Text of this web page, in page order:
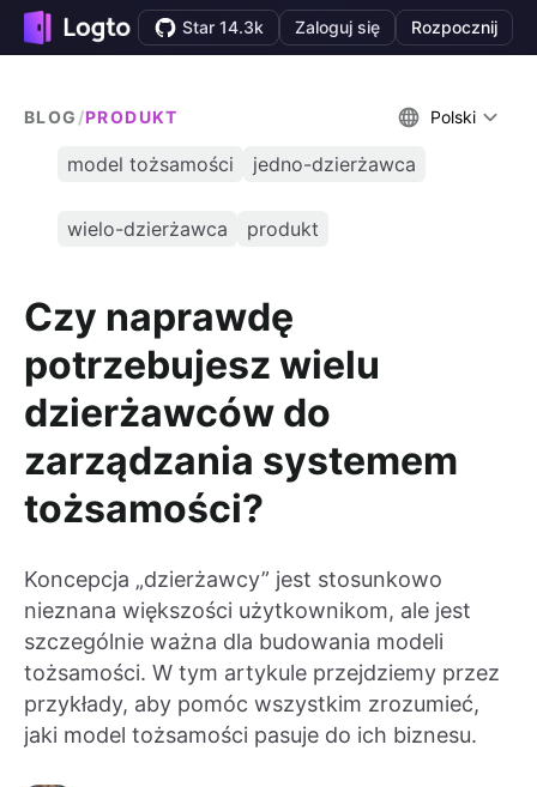
Star 14.3k Zaloguj się Rozpocznij
BLOG /PRODUKT Polski
model tożsamości jedno-dzierżawca
wielo-dzierżawca produkt
Czy naprawdę
potrzebujesz wielu
dzierżawców do
zarządzania systemem
tożsamości?
Koncepcja „dzierżawcy” jest stosunkowo
nieznana większości użytkownikom, ale jest
szczególnie ważna dla budowania modeli
tożsamości. W tym artykule przejdziemy przez
przykłady, aby pomóc wszystkim zrozumieć,
jaki model tożsamości pasuje do ich biznesu.